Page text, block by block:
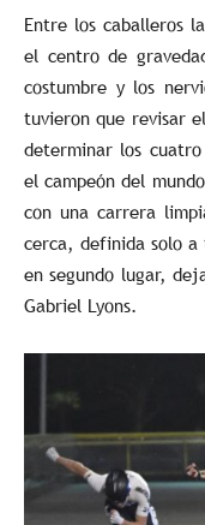
Entre los caballeros
el centro de
costumbre y los
tuvieron que revisar
determinar los
el campeón del
con una carrera
cerca, definida solo
en segundo lugar,
Gabriel Lyons.